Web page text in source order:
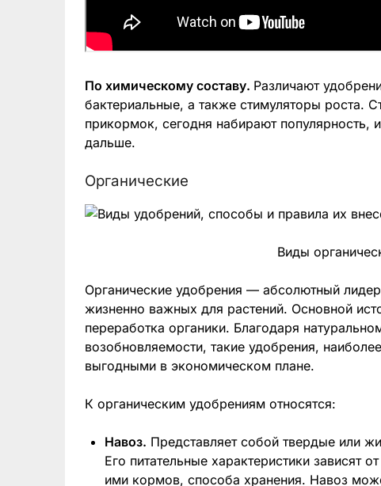
По химическому составу. Различают
бактериальные, а также стимуляторы роста.
прикормок, сегодня набирают
дальше.
Органические
Виды
Органические удобрения — абсолютный
жизненно важных для растений. Основной
переработка органики. Благодаря
возобновляемости, такие удобрения,
выгодными в экономическом плане.
К органическим удобрениям относятся:
Навоз. Представляет собой твердые или
Его питательные характеристики зависят
ими кормов, способа хранения. Навоз